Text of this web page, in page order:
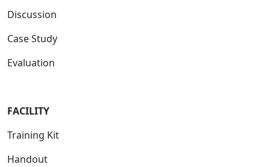
Discussion
Case Study
Evaluation
FACILITY
Training Kit
Handout